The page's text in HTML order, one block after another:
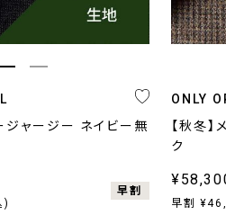
CEREMONY
ジャージー ネイビー無
)
早割
ONLY
【秋冬
ク
早割